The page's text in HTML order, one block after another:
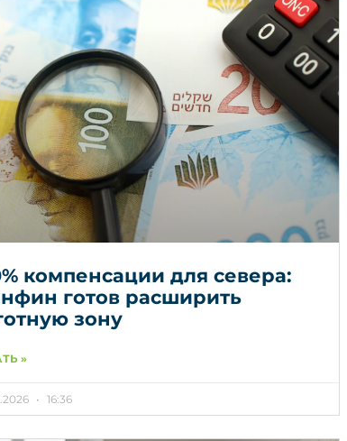
компенсации для севера:
готов расширить
зону
»
16:36